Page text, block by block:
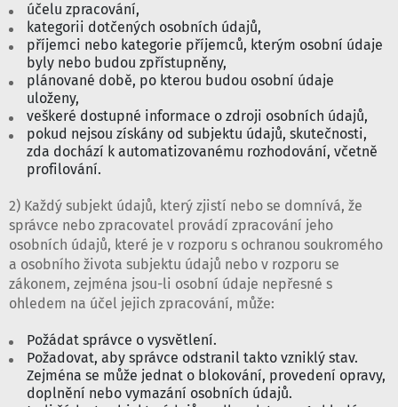
účelu zpracování,
kategorii dotčených osobních údajů,
příjemci nebo kategorie příjemců, kterým osobní údaje
byly nebo budou zpřístupněny,
plánované době, po kterou budou osobní údaje
uloženy,
veškeré dostupné informace o zdroji osobních údajů,
pokud nejsou získány od subjektu údajů, skutečnosti,
zda dochází k automatizovanému rozhodování, včetně
profilování.
2) Každý subjekt údajů, který zjistí nebo se domnívá, že
správce nebo zpracovatel provádí zpracování jeho
osobních údajů, které je v rozporu s ochranou soukromého
a osobního života subjektu údajů nebo v rozporu se
zákonem, zejména jsou-li osobní údaje nepřesné s
ohledem na účel jejich zpracování, může:
Požádat správce o vysvětlení.
Požadovat, aby správce odstranil takto vzniklý stav.
Zejména se může jednat o blokování, provedení opravy,
doplnění nebo vymazání osobních údajů.